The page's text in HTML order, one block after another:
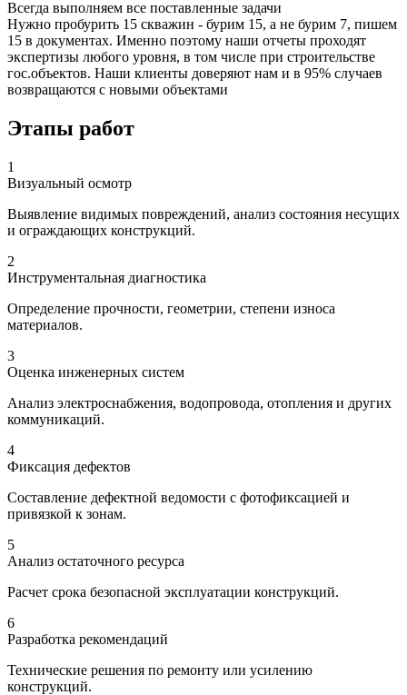
Всегда выполняем все поставленные задачи
Нужно пробурить 15 скважин - бурим 15, а не бурим 7, пишем
15 в документах. Именно поэтому наши отчеты проходят
экспертизы любого уровня, в том числе при строительстве
гос.объектов. Наши клиенты доверяют нам и в 95% случаев
возвращаются с новыми объектами
Этапы работ
1
Визуальный осмотр
Выявление видимых повреждений, анализ состояния несущих
и ограждающих конструкций.
2
Инструментальная диагностика
Определение прочности, геометрии, степени износа
материалов.
3
Оценка инженерных систем
Анализ электроснабжения, водопровода, отопления и других
коммуникаций.
4
Фиксация дефектов
Составление дефектной ведомости с фотофиксацией и
привязкой к зонам.
5
Анализ остаточного ресурса
Расчет срока безопасной эксплуатации конструкций.
6
Разработка рекомендаций
Технические решения по ремонту или усилению
конструкций.